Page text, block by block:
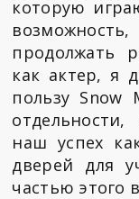
которую
продолжать
как актер, я
пользу
наш успех
дверей для
частью этого